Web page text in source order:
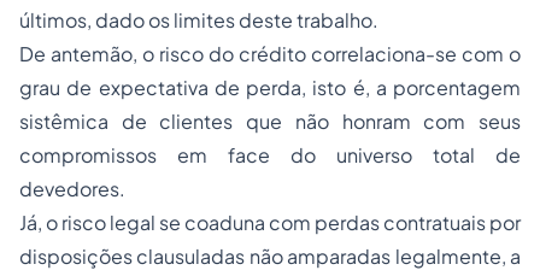
últimos, dado os limites deste trabalho.
De antemão, o risco do crédito correlaciona-se com o
grau de expectativa de perda, isto é, a porcentagem
sistêmica de clientes que não honram com seus
compromissos em face do universo total de
devedores.
Já, o risco legal se coaduna com perdas contratuais por
disposições clausuladas não amparadas legalmente, a